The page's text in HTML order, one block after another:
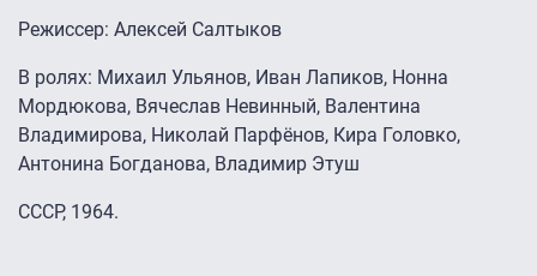
Режиссер: Алексей Салтыков
В ролях: Михаил Ульянов, Иван Лапиков, Нонна
Мордюкова, Вячеслав Невинный, Валентина
Владимирова, Николай Парфёнов, Кира Головко,
Антонина Богданова, Владимир Этуш
СССР, 1964.